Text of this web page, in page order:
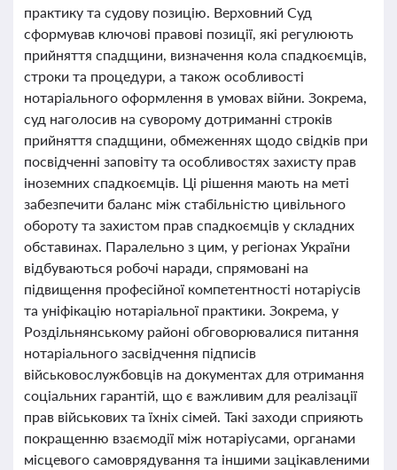
практику та судову позицію. Верховний Суд
сформував ключові правові позиції, які регулюють
прийняття спадщини, визначення кола спадкоємців,
строки та процедури, а також особливості
нотаріального оформлення в умовах війни. Зокрема,
суд наголосив на суворому дотриманні строків
прийняття спадщини, обмеженнях щодо свідків при
посвідченні заповіту та особливостях захисту прав
іноземних спадкоємців. Ці рішення мають на меті
забезпечити баланс між стабільністю цивільного
обороту та захистом прав спадкоємців у складних
обставинах. Паралельно з цим, у регіонах України
відбуваються робочі наради, спрямовані на
підвищення професійної компетентності нотаріусів
та уніфікацію нотаріальної практики. Зокрема, у
Роздільнянському районі обговорювалися питання
нотаріального засвідчення підписів
військовослужбовців на документах для отримання
соціальних гарантій, що є важливим для реалізації
прав військових та їхніх сімей. Такі заходи сприяють
покращенню взаємодії між нотаріусами, органами
місцевого самоврядування та іншими зацікавленими